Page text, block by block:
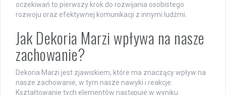
oczekiwań to pierwszy krok do rozwijania osobistego
rozwoju oraz efektywnej komunikacji z innymi ludźmi.
Jak Dekoria Marzi wpływa na nasze
zachowanie?
Dekoria Marzi jest zjawiskiem, które ma znaczący wpływ na
nasze zachowanie, w tym nasze nawyki i reakcje.
Kształtowanie tych elementów następuje w wyniku